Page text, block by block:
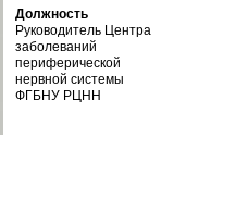
Должность
Руководитель Центра
заболеваний
периферической
нервной системы
ФГБНУ РЦНН